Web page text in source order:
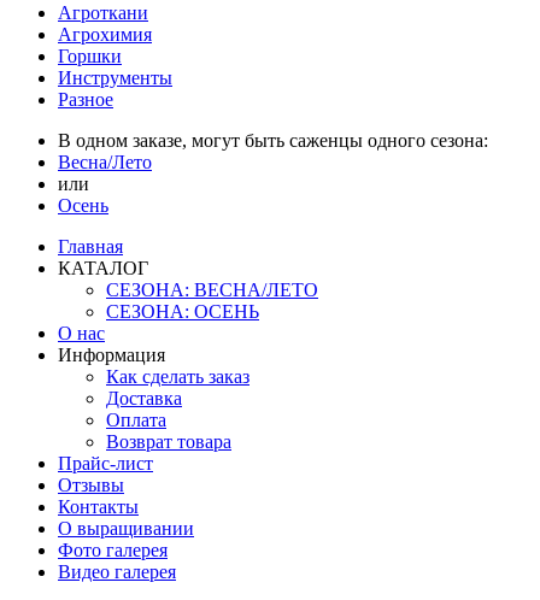
Агроткани
Агрохимия
Горшки
Инструменты
Разное
В одном заказе, могут быть саженцы одного сезона:
Весна/Лето
или
Осень
Главная
КАТАЛОГ
СЕЗОНА: ВЕСНА/ЛЕТО
СЕЗОНА: ОСЕНЬ
О нас
Информация
Как сделать заказ
Доставка
Оплата
Возврат товара
Прайс-лист
Отзывы
Контакты
О выращивании
Фото галерея
Видео галерея